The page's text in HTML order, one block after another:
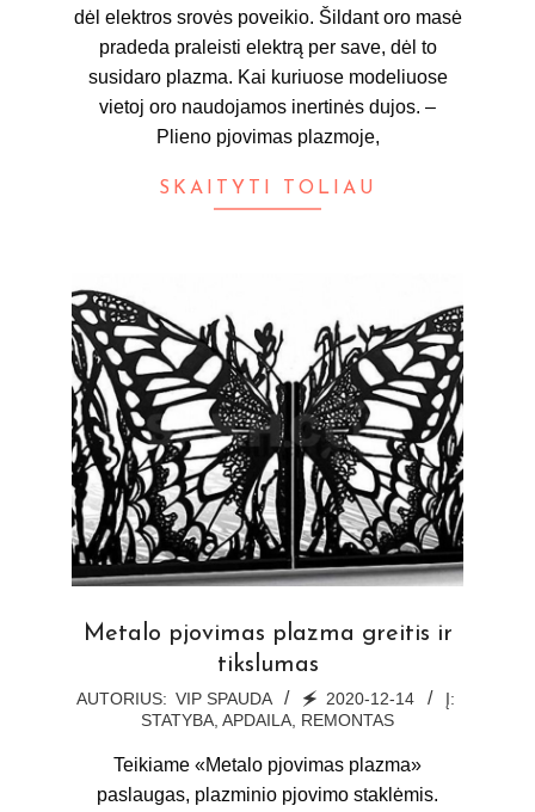
dėl elektros srovės poveikio. Šildant oro masė
pradeda praleisti elektrą per save, dėl to
susidaro plazma. Kai kuriuose modeliuose
vietoj oro naudojamos inertinės dujos. –
Plieno pjovimas plazmoje,
SKAITYTI TOLIAU
Metalo pjovimas plazma greitis ir
tikslumas
2020-
AUTORIUS: VIP SPAUDA 🗲 2020-12-14
Į:
STATYBA, APDAILA, REMONTAS
Teikiame «Metalo pjovimas plazma»
paslaugas, plazminio pjovimo staklėmis.